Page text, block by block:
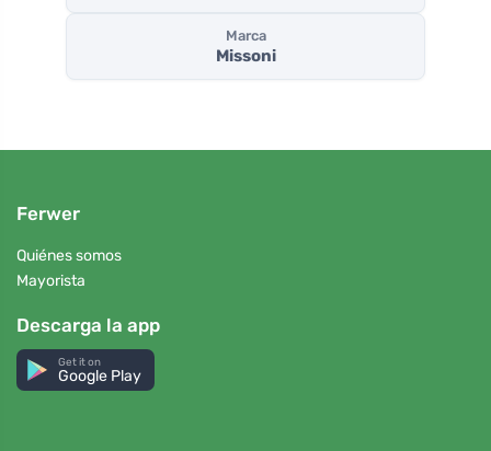
Marca
Missoni
Ferwer
Quiénes somos
Mayorista
Descarga la app
Get it on
Google Play